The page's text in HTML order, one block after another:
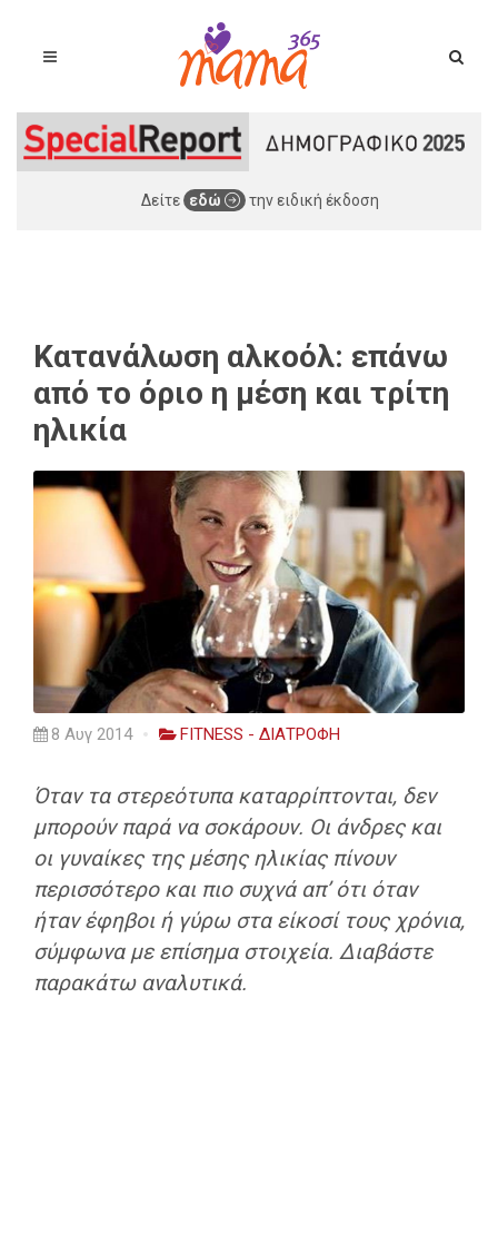
Δείτε εδώ την ειδική έκδοση
Κατανάλωση αλκοόλ: επάνω
από το όριο η μέση και τρίτη
ηλικία
8 Αυγ 2014 FITNESS - ΔΙΑΤΡΟΦΗ
Όταν τα στερεότυπα καταρρίπτονται, δεν
μπορούν παρά να σοκάρουν. Οι άνδρες και
οι γυναίκες της μέσης ηλικίας πίνουν
περισσότερο και πιο συχνά απ’ ότι όταν
ήταν έφηβοι ή γύρω στα είκοσί τους χρόνια,
σύμφωνα με επίσημα στοιχεία. Διαβάστε
παρακάτω αναλυτικά.